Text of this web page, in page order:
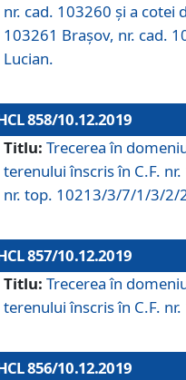
nr. cad. 103260 și a cotei
103261 Brașov, nr. cad.
Lucian.
858/10.12.2019
Titlu: Trecerea în
terenului înscris în C.F.
nr. top. 10213/3/7/1/3/
857/10.12.2019
Titlu: Trecerea în
terenului înscris în C.F.
856/10.12.2019